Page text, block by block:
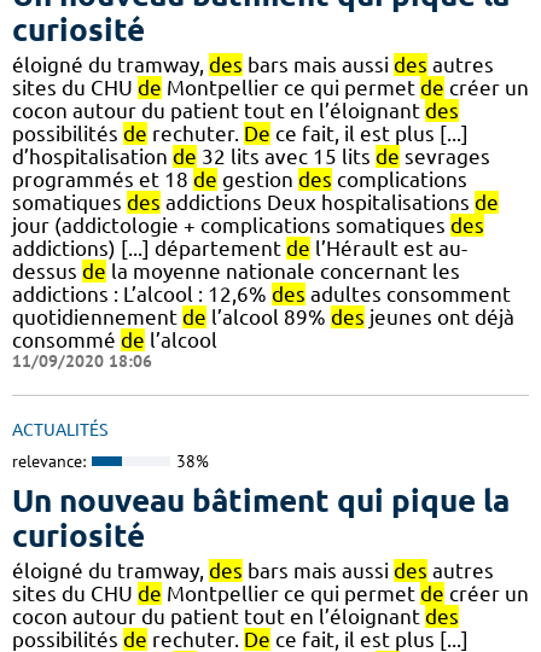
curiosité
éloigné du tramway, des bars mais aussi des autres
sites du CHU de Montpellier ce qui permet de créer un
cocon autour du patient tout en l’éloignant des
possibilités de rechuter. De ce fait, il est plus [...]
d’hospitalisation de 32 lits avec 15 lits de sevrages
programmés et 18 de gestion des complications
somatiques des addictions Deux hospitalisations de
jour (addictologie + complications somatiques des
addictions) [...] département de l’Hérault est au-
dessus de la moyenne nationale concernant les
addictions : L’alcool : 12,6% des adultes consomment
quotidiennement de l’alcool 89% des jeunes ont déjà
consommé de l’alcool
11/09/2020 18:06
ACTUALITÉS
relevance: 38%
Un nouveau bâtiment qui pique la
curiosité
éloigné du tramway, des bars mais aussi des autres
sites du CHU de Montpellier ce qui permet de créer un
cocon autour du patient tout en l’éloignant des
possibilités de rechuter. De ce fait, il est plus [...]